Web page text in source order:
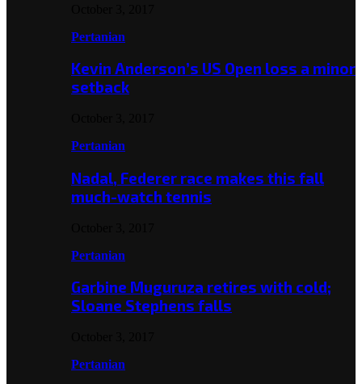
Pertanian
Kevin Anderson’s US Open loss a minor
setback
Pertanian
Nadal, Federer race makes this fall
much-watch tennis
Pertanian
Garbine Muguruza retires with cold;
Sloane Stephens falls
Pertanian